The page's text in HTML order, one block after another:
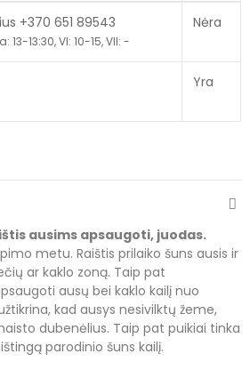
+370 651 89543
13-13:30, VI: 10-15, VII: -
Nėra
Yra
ausims apsaugoti, juodas.
metu. Raištis prilaiko šuns ausis ir
ar kaklo zoną. Taip pat
ausų bei kaklo kailį nuo
kad ausys nesivilktų žeme,
dubenėlius. Taip pat puikiai tinka
parodinio šuns kailį.